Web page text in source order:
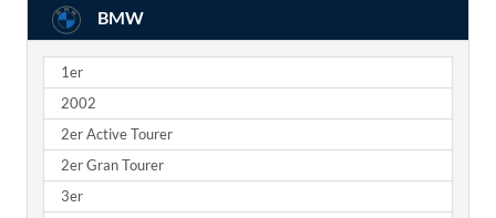
BMW
1er
2002
2er Active Tourer
2er Gran Tourer
3er